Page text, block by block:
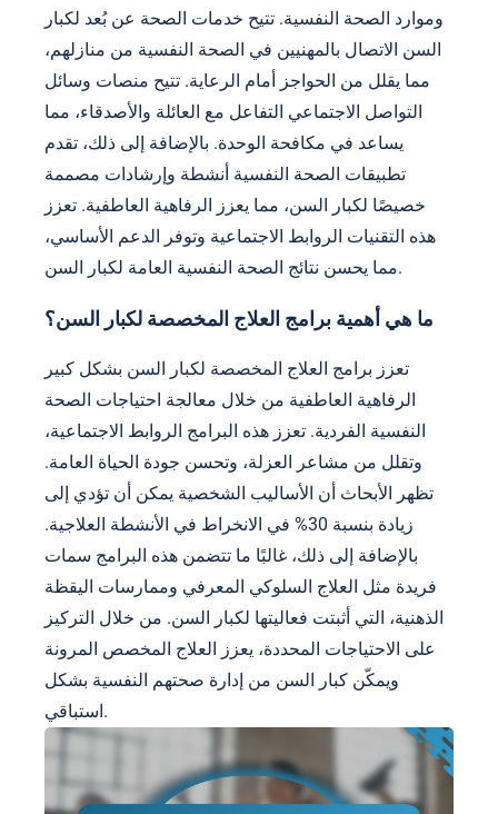
وموارد الصحة النفسية. تتيح خدمات الصحة عن بُعد لكبار
السن الاتصال بالمهنيين في الصحة النفسية من منازلهم،
مما يقلل من الحواجز أمام الرعاية. تتيح منصات وسائل
التواصل الاجتماعي التفاعل مع العائلة والأصدقاء، مما
يساعد في مكافحة الوحدة. بالإضافة إلى ذلك، تقدم
تطبيقات الصحة النفسية أنشطة وإرشادات مصممة
خصيصًا لكبار السن، مما يعزز الرفاهية العاطفية. تعزز
هذه التقنيات الروابط الاجتماعية وتوفر الدعم الأساسي،
مما يحسن نتائج الصحة النفسية العامة لكبار السن.
ما هي أهمية برامج العلاج المخصصة لكبار السن؟
تعزز برامج العلاج المخصصة لكبار السن بشكل كبير
الرفاهية العاطفية من خلال معالجة احتياجات الصحة
النفسية الفردية. تعزز هذه البرامج الروابط الاجتماعية،
وتقلل من مشاعر العزلة، وتحسن جودة الحياة العامة.
تظهر الأبحاث أن الأساليب الشخصية يمكن أن تؤدي إلى
زيادة بنسبة 30% في الانخراط في الأنشطة العلاجية.
بالإضافة إلى ذلك، غالبًا ما تتضمن هذه البرامج سمات
فريدة مثل العلاج السلوكي المعرفي وممارسات اليقظة
الذهنية، التي أثبتت فعاليتها لكبار السن. من خلال التركيز
على الاحتياجات المحددة، يعزز العلاج المخصص المرونة
ويمكّن كبار السن من إدارة صحتهم النفسية بشكل
استباقي.